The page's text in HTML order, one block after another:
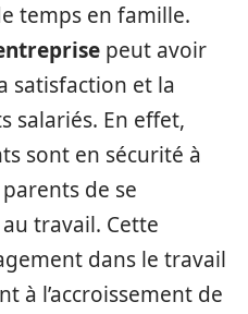
temps en famille.
peut avoir
satisfaction et la
salariés. En effet,
sont en sécurité à
de se
travail. Cette
dans le travail
à l’accroissement de